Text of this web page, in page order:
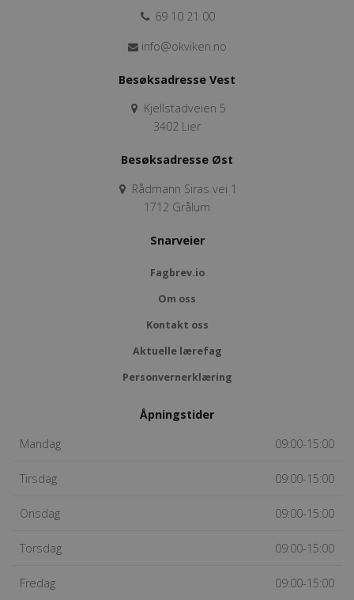
69 10 21 00
info@okviken.no
Besøksadresse Vest
Kjellstadveien 5
3402 Lier
Besøksadresse Øst
Rådmann Siras vei 1
1712 Grålum
Snarveier
Fagbrev.io
Om oss
Kontakt oss
Aktuelle lærefag
Personvernerklæring
Åpningstider
09:00-15:00
Mandag
09:00-15:00
Tirsdag
09:00-15:00
Onsdag
09:00-15:00
Torsdag
09:00-15:00
Fredag